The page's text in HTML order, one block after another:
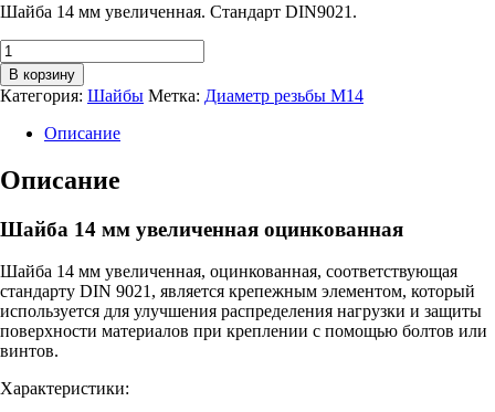
Шайба 14 мм увеличенная. Стандарт DIN9021.
Количество
товара
Шайба
14
увеличенная
В корзину
Категория: Шайбы Метка: Диаметр резьбы М14
Описание
Описание
Шайба 14 мм увеличенная оцинкованная
Шайба 14 мм увеличенная, оцинкованная, соответствующая
стандарту DIN 9021, является крепежным элементом, который
используется для улучшения распределения нагрузки и защиты
поверхности материалов при креплении с помощью болтов или
винтов.
Характеристики: